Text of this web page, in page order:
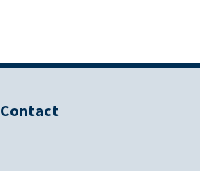
Contact